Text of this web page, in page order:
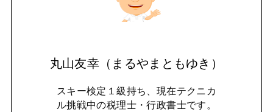
丸山友幸（まるやまともゆき）
スキー検定１級持ち、現在テクニカ
ル挑戦中の税理士・行政書士です。